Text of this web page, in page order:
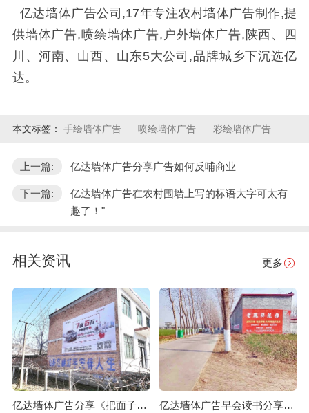
亿达墙体广告公司,17年专注农村墙体广告制作,提
供墙体广告,喷绘墙体广告,户外墙体广告,陕西、四
川、河南、山西、山东5大公司,品牌城乡下沉选亿
达。
本文标签： 手绘墙体广告 喷绘墙体广告 彩绘墙体广告
上一篇: 亿达墙体广告分享广告如何反哺商业
下一篇:
亿达墙体广告在农村围墙上写的标语大字可太有
趣了！"
相关资讯 更多
亿达墙体广告分享《把面子放下，把日子过好》 亿达墙体广告早会读书分享《渗入潜意识》